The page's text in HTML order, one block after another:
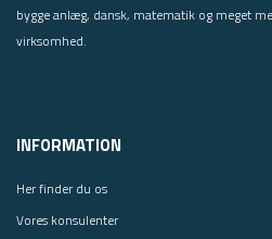
bygge anlæg, dansk, matematik og meget
virksomhed.
INFORMATION
Her finder du os
Vores konsulenter